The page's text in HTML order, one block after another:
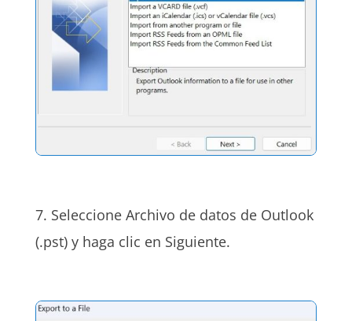
7. Seleccione Archivo de datos de Outlook
(.pst) y haga clic en Siguiente.